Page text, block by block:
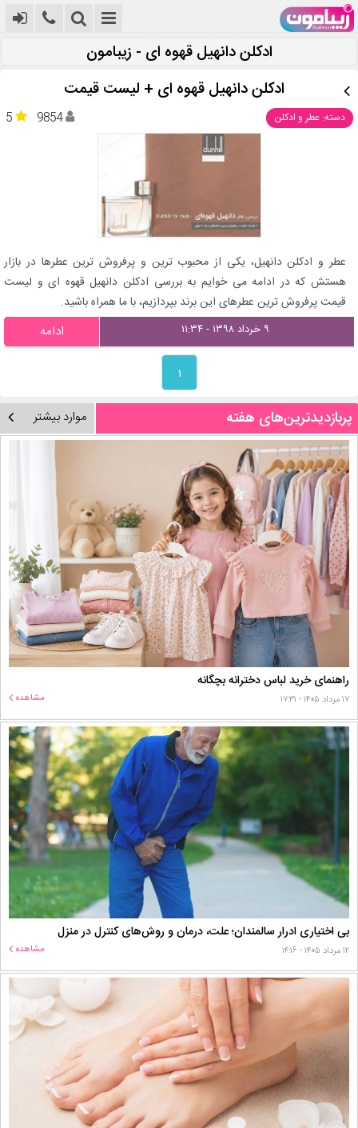
ادکلن دانهیل قهوه ای - زیبامون
ادکلن دانهیل قهوه ای + لیست قیمت
دسته: عطر و ادکلن 5 9854
عطر و ادکلن دانهیل، یکی از محبوب ترین و پرفروش ترین عطرها در بازار
هستش که در ادامه می خوایم به بررسی ادکلن دانهیل قهوه ای و لیست
قیمت پرفروش ترین عطرهای این برند بپردازیم، با ما همراه باشید.
۹ خرداد ۱۳۹۸ - ۱۱:۳۴ ادامه
۱
پربازدیدترین‌های هفته موارد بیشتر
راهنمای خرید لباس دخترانه بچگانه
۱۷ مرداد ۱۴۰۵ - ۱۷:۳۱ مشاهده
بی اختیاری ادرار سالمندان؛ علت، درمان و روش‌های کنترل در منزل
۱۲ مرداد ۱۴۰۵ - ۱۴:۱۶ مشاهده